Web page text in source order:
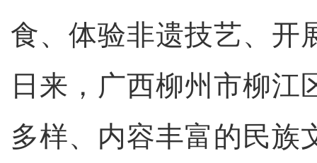
食、体验非遗技艺、
日来，广西柳州市柳江
多样、内容丰富的民族